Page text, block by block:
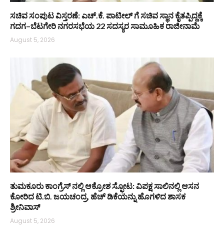
ಸಚಿವ ಸಂಪುಟ ವಿಸ್ತರಣೆ: ಎಚ್.ಕೆ. ಪಾಟೀಲ್ ಗೆ ಸಚಿವ ಸ್ಥಾನ ಕೈತಪ್ಪಿದ್ದಕ್ಕೆ
ಗದಗ–ಬೆಟಗೇರಿ ನಗರಸಭೆಯ 22 ಸದಸ್ಯರ ಸಾಮೂಹಿಕ ರಾಜೀನಾಮೆ
August 5, 2026
ತುಮಕೂರು ಕಾಂಗ್ರೆಸ್ ನಲ್ಲಿ ಆಕ್ರೋಶ ಸ್ಫೋಟ: ವಿಪಕ್ಷ ಸಾಲಿನಲ್ಲಿ ಆಸನ
ಕೋರಿದ ಟಿ.ಬಿ. ಜಯಚಂದ್ರ, ಹೆಚ್ ಡಿಕೆಯನ್ನು ಹೊಗಳಿದ ಶಾಸಕ
ಶ್ರೀನಿವಾಸ್
August 5, 2026